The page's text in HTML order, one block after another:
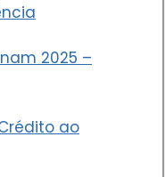
2025 –
ao